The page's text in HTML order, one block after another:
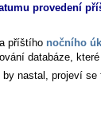
provedení
příštího nočního
databáze,
nastal, projeví se